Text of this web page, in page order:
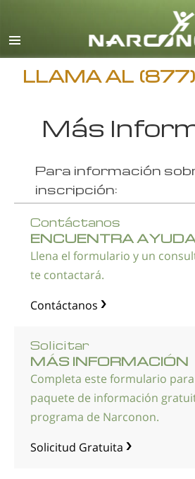
Inglés
LLAMA AL
Más
Para información
inscripción:
Contáctanos
ENCUENTRA
Llena el formulario y un
te contactará.
Contáctanos
Solicitar
MÁS INFORMACIÓN
Completa este formulario
paquete de información
programa de Narconon.
Solicitud Gratuita